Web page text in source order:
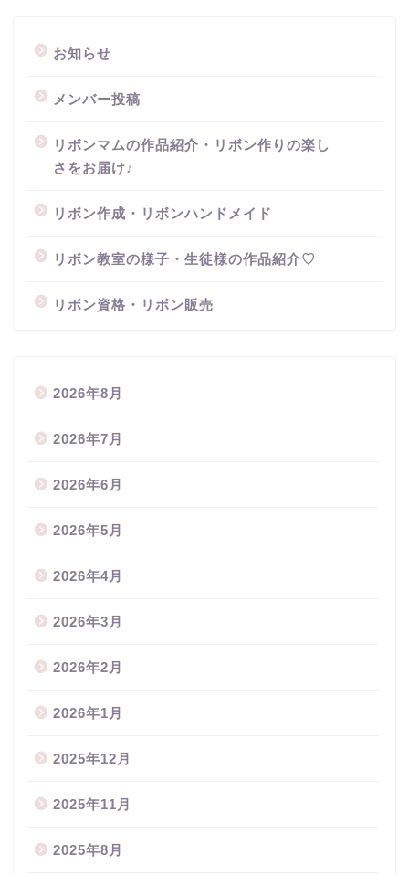
お知らせ
メンバー投稿
リボンマムの作品紹介・リボン作りの楽し
さをお届け♪
リボン作成・リボンハンドメイド
リボン教室の様子・生徒様の作品紹介♡
リボン資格・リボン販売
2026年8月
2026年7月
2026年6月
2026年5月
2026年4月
2026年3月
2026年2月
2026年1月
2025年12月
2025年11月
2025年8月